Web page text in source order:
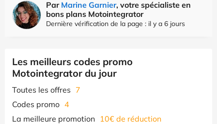
Par Marine Garnier, votre spécialiste en
bons plans Motointegrator
Dernière vérification de la page : il y a 6 jours
Les meilleurs codes promo
Motointegrator du jour
Toutes les offres 7
Codes promo 4
La meilleure promotion 10€ de réduction